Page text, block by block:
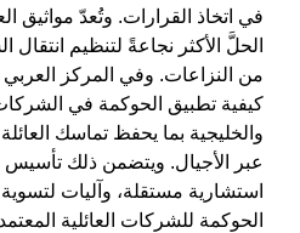
في اتخاذ القرارات. وتُعدّ مواثيق
الحلَّ الأكثر نجاعةً لتنظيم انتقال
من النزاعات. وفي المركز
كيفية تطبيق الحوكمة في الشركات
والخليجية بما يحفظ تماسك
عبر الأجيال. ويتضمن ذلك تأسيس
استشارية مستقلة، وآليات لتسوية
الحوكمة للشركات العائلية